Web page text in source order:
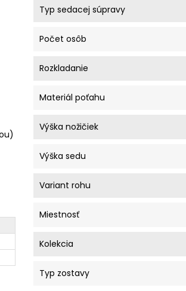
Typ sedacej súpravy
Počet osôb
Rozkladanie
Materiál poťahu
Výška nožičiek
Výška sedu
Variant rohu
Miestnosť
Kolekcia
Typ zostavy